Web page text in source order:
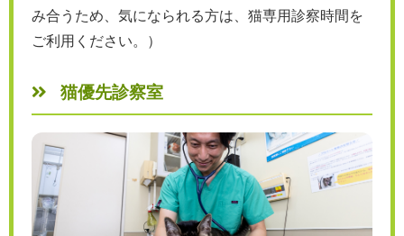
み合うため、気になられる方は、猫専用診察時間を
ご利用ください。）
猫優先診察室